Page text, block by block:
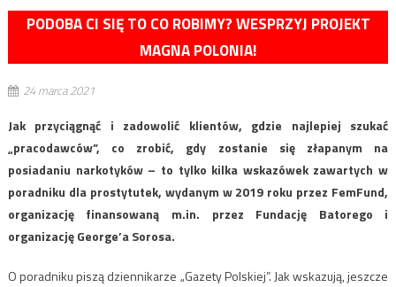
PODOBA CI SIĘ TO CO ROBIMY? WESPRZYJ PROJEKT
MAGNA POLONIA!
24 marca 2021
Jak przyciągnąć i zadowolić klientów, gdzie najlepiej szukać
„pracodawców”, co zrobić, gdy zostanie się złapanym na
posiadaniu narkotyków – to tylko kilka wskazówek zawartych w
poradniku dla prostytutek, wydanym w 2019 roku przez FemFund,
organizację finansowaną m.in. przez Fundację Batorego i
organizację George’a Sorosa.
O poradniku piszą dziennikarze „Gazety Polskiej”. Jak wskazują, jeszcze